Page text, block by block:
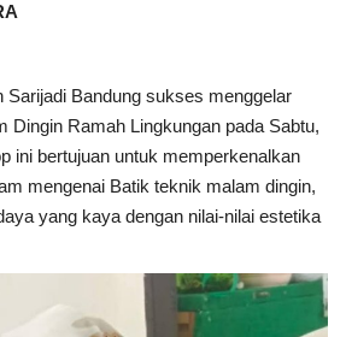
Sarijadi Bandung sukses menggelar
Dingin Ramah Lingkungan pada Sabtu,
ini bertujuan untuk memperkenalkan
mengenai Batik teknik malam dingin,
yang kaya dengan nilai-nilai estetika